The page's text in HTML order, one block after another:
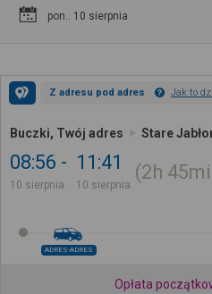
pon.. 10 sierpnia
Z adresu pod adres Jak to
Buczki, Twój adres Stare
08:56
10 sierpnia
11:41
10 sierpnia
2h
ADRES-ADRES
Opłata